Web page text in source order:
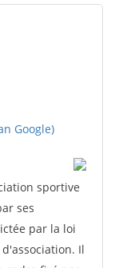
Google)
sportive
ses
par la loi
Il